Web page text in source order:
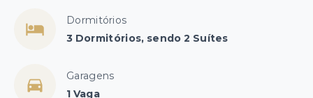
Dormitórios
3 Dormitórios, sendo 2 Suítes
Garagens
1 Vaga